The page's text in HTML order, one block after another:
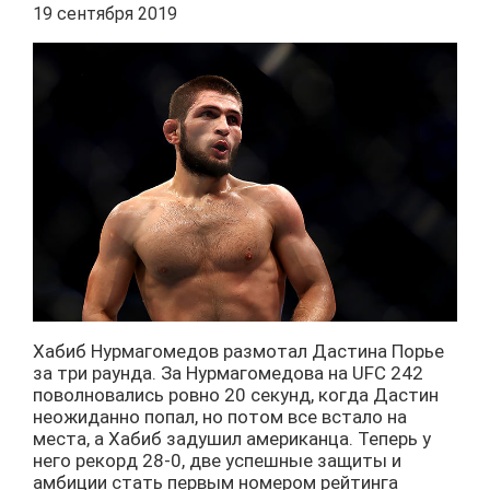
19 сентября 2019
Хабиб Нурмагомедов размотал Дастина Порье
за три раунда. За Нурмагомедова на UFC 242
поволновались ровно 20 секунд, когда Дастин
неожиданно попал, но потом все встало на
места, а Хабиб задушил американца. Теперь у
него рекорд 28-0, две успешные защиты и
амбиции стать первым номером рейтинга